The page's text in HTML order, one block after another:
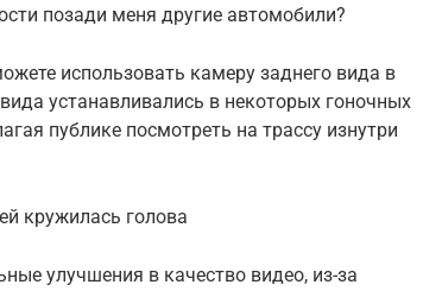
позади меня другие автомобили?
использовать камеру заднего вида в
устанавливались в некоторых гоночных
публике посмотреть на трассу изнутри
кружилась голова
улучшения в качество видео, из-за